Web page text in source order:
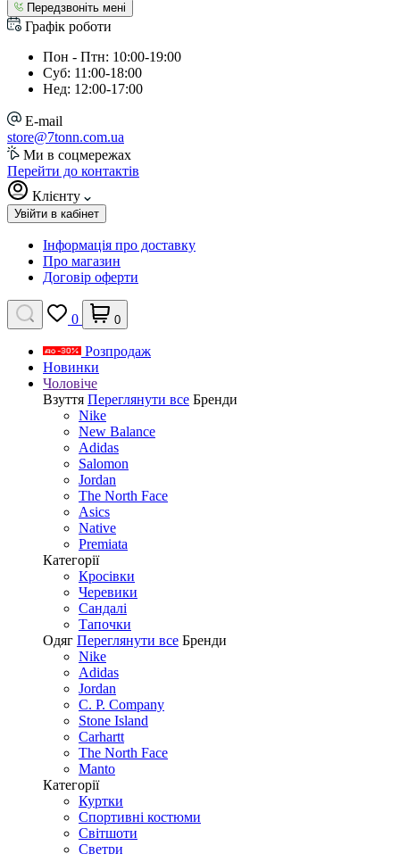
Передзвоніть мені
Графік роботи
Пон - Птн: 10:00-19:00
Суб: 11:00-18:00
Нед: 12:00-17:00
E-mail
store@7tonn.com.ua
Ми в соцмережах
Перейти до контактів
Клієнту
Увійти в кабінет
Інформація про доставку
Про магазин
Договір оферти
0 0
Розпродаж
Новинки
Чоловіче
Взуття Переглянути все Бренди
Nike
New Balance
Adidas
Salomon
Jordan
The North Face
Asics
Native
Premiata
Категорії
Кросівки
Черевики
Сандалі
Tапочки
Одяг Переглянути все Бренди
Nike
Adidas
Jordan
C. P. Company
Stone Island
Carhartt
The North Face
Manto
Категорії
Куртки
Спортивні костюми
Світшоти
Светри